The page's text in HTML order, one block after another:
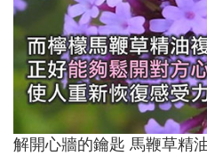
解開心牆的鑰匙 馬鞭草精